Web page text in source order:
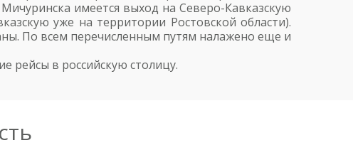
имеется выход на Северо-Кавказскую
уже на территории Ростовской области).
По всем перечисленным путям налажено еще и
рейсы в российскую столицу.